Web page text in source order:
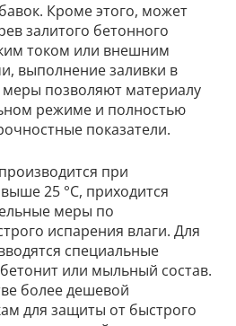
Кроме этого, может
залитого бетонного
током или внешним
выполнение заливки в
меры позволяют материалу
режиме и полностью
показатели.
при
25 °C, приходится
меры по
испарения влаги. Для
специальные
или мыльный состав.
более дешевой
для защиты от быстрого